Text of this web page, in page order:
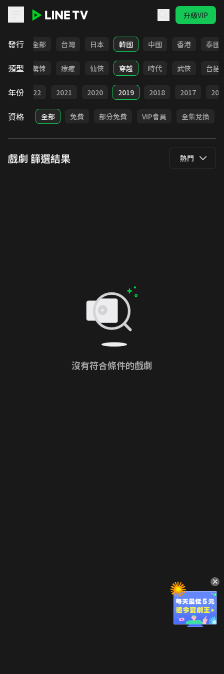
升級VIP
發行 全部 台灣 日本 韓國 中國 香港 泰國
類型
奇幻 驚悚 療癒 仙俠 穿越 時代 武俠 台語
年份 2022 2021 2020 2019 2018 2017
資格 全部 免費 部分免費 VIP會員 全集兌換
戲劇 篩選結果 熱門
沒有符合條件的戲劇